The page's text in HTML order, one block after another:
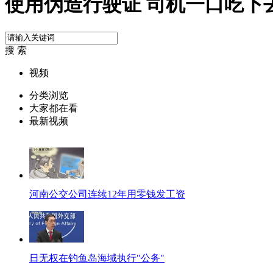
使用伪造行驶证 司机一口吃下
搜 索
视频
分类浏览
大家都在看
最新视频
河南公交公司连续12年用零钱发工资
日无权在钓鱼岛海域执行"公务"